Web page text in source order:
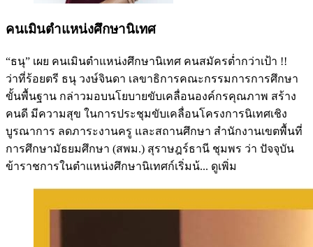
คนเมินตำแหน่งศึกษานิเทศ
“ธนุ” เผย คนเมินตำแหน่งศึกษานิเทศ คนสมัครต่ำกว่าเป้า !!
ว่าที่ร้อยตรี ธนุ วงษ์จินดา เลขาธิการคณะกรรมการการศึกษา
ขั้นพื้นฐาน กล่าวมอบนโยบายขับเคลื่อนองค์กรคุณภาพ สร้าง
คนดี มีความสุข ในการประชุมขับเคลื่อนโครงการนิเทศเชิง
บูรณาการ ลดภาระงานครู และสถานศึกษา สำนักงานเขตพื้นที่
การศึกษามัธยมศึกษา (สพม.) สุราษฎร์ธานี ชุมพร ว่า ปัจจุบัน
ข้าราชการในตำแหน่งศึกษานิเทศก์เริ่มน้... ดูเพิ่ม